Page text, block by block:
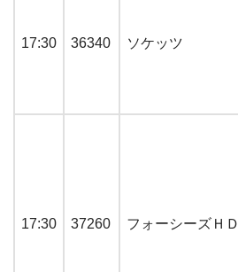
17:30 36340 ソケッツ
17:30 37260 フォーシーズＨＤ